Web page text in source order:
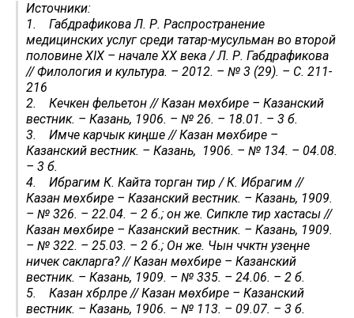
Источники:
1. Габдрафикова Л. Р. Распространение
медицинских услуг среди татар-мусульман во второй
половине XIX – начале XX века / Л. Р. Габдрафикова
// Филология и культура. – 2012. – № 3 (29). – С. 211-
216
2. Кечкенә фельетон // Казан мөхбире – Казанский
вестник. – Казань, 1906. – № 26. – 18.01. – 3 б.
3. Имче карчык киңәше // Казан мөхбире –
Казанский вестник. – Казань, 1906. – № 134. – 04.08.
– 3 б.
4. Ибрагим К. Кайта торган тир / К. Ибрагим //
Казан мөхбире – Казанский вестник. – Казань, 1909.
– № 326. – 22.04. – 2 б.; он же. Сипкәле тир хастасы //
Казан мөхбире – Казанский вестник. – Казань, 1909.
– № 322. – 25.03. – 2 б.; Он же. Чын чәчәктән узеңне
ничек сакларга? // Казан мөхбире – Казанский
вестник. – Казань, 1909. – № 335. – 24.06. – 2 б.
5. Казан хәбәрләре // Казан мөхбире – Казанский
вестник. – Казань, 1906. – № 113. – 09.07. – 3 б.